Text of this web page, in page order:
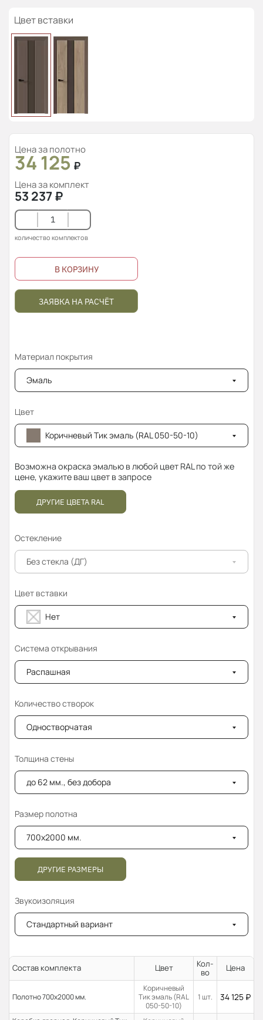
Цвет вставки
Цена за полотно
34 125 ₽
Цена за комплект
53 237₽
количество комплектов
В КОРЗИНУ
ЗАЯВКА НА РАСЧЁТ
Материал покрытия
Эмаль
Цвет
Коричневый Тик эмаль (RAL 050-50-10)
Возможна окраска эмалью в любой цвет RAL по той же
цене, укажите ваш цвет в запросе
ДРУГИЕ ЦВЕТА RAL
Остекление
Без стекла (ДГ)
Цвет вставки
Нет
Система открывания
Распашная
Количество створок
Одностворчатая
Толщина стены
до 62 мм., без добора
Размер полотна
700x2000 мм.
ДРУГИЕ РАЗМЕРЫ
Звукоизоляция
Стандартный вариант
Состав комплекта Цвет
Кол-
во
Цена
Полотно 700x2000 мм.
Коричневый
Тик эмаль (RAL
050-50-10)
1 шт. 34 125 ₽